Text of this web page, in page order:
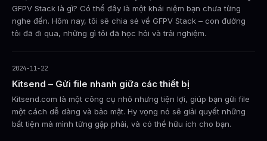
GFPV Stack là gì? Có thể đây là một khái niệm bạn chưa từng
nghe đến. Hôm nay, tôi sẽ chia sẻ về GFPV Stack – con đường
tôi đã đi qua, những gì tôi đã học hỏi và trải nghiệm.
2024-11-22
Kitsend – Gửi file nhanh giữa các thiết bị
Kitsend.com là một công cụ nhỏ nhưng tiện lợi, giúp bạn gửi file
một cách dễ dàng và bảo mật. Hy vọng nó sẽ giải quyết những
bất tiện mà mình từng gặp phải, và có thể hữu ích cho bạn.